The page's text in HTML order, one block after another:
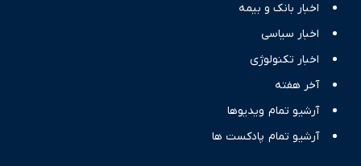
اخبار بانک و بیمه
اخبار سیاسی
اخبار تکنولوژی
آخر هفته
آرشیو تمام ویدیوها
آرشیو تمام پادکست ها